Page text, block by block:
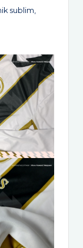
sublim,